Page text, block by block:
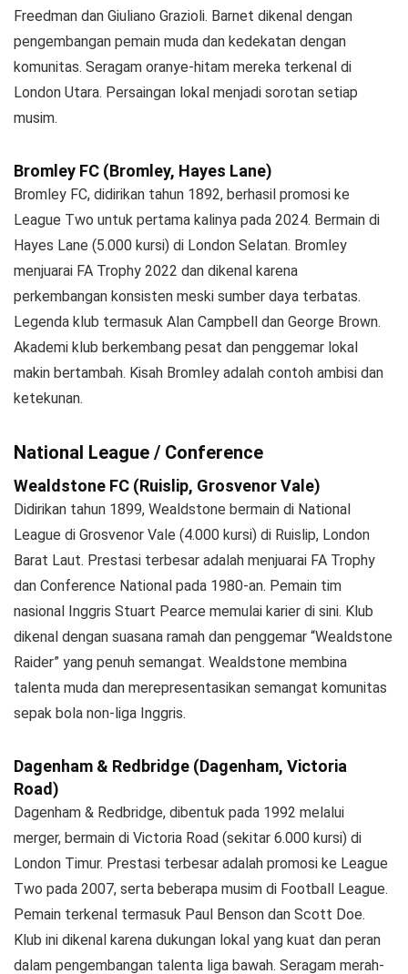
Freedman dan Giuliano Grazioli. Barnet dikenal dengan
pengembangan pemain muda dan kedekatan dengan
komunitas. Seragam oranye-hitam mereka terkenal di
London Utara. Persaingan lokal menjadi sorotan setiap
musim.
Bromley FC (Bromley, Hayes Lane)
Bromley FC, didirikan tahun 1892, berhasil promosi ke
League Two untuk pertama kalinya pada 2024. Bermain di
Hayes Lane (5.000 kursi) di London Selatan. Bromley
menjuarai FA Trophy 2022 dan dikenal karena
perkembangan konsisten meski sumber daya terbatas.
Legenda klub termasuk Alan Campbell dan George Brown.
Akademi klub berkembang pesat dan penggemar lokal
makin bertambah. Kisah Bromley adalah contoh ambisi dan
ketekunan.
National League / Conference
Wealdstone FC (Ruislip, Grosvenor Vale)
Didirikan tahun 1899, Wealdstone bermain di National
League di Grosvenor Vale (4.000 kursi) di Ruislip, London
Barat Laut. Prestasi terbesar adalah menjuarai FA Trophy
dan Conference National pada 1980-an. Pemain tim
nasional Inggris Stuart Pearce memulai karier di sini. Klub
dikenal dengan suasana ramah dan penggemar “Wealdstone
Raider” yang penuh semangat. Wealdstone membina
talenta muda dan merepresentasikan semangat komunitas
sepak bola non-liga Inggris.
Dagenham & Redbridge (Dagenham, Victoria
Road)
Dagenham & Redbridge, dibentuk pada 1992 melalui
merger, bermain di Victoria Road (sekitar 6.000 kursi) di
London Timur. Prestasi terbesar adalah promosi ke League
Two pada 2007, serta beberapa musim di Football League.
Pemain terkenal termasuk Paul Benson dan Scott Doe.
Klub ini dikenal karena dukungan lokal yang kuat dan peran
dalam pengembangan talenta liga bawah. Seragam merah-